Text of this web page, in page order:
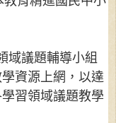
域議題輔導小組
資源上網，以達
習領域議題教學